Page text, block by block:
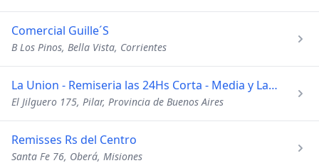
Comercial Guille´S
B Los Pinos, Bella Vista, Corrientes
La Union - Remiseria las 24Hs Corta - Media y Larga Distanci
El Jilguero 175, Pilar, Provincia de Buenos Aires
Remisses Rs del Centro
Santa Fe 76, Oberá, Misiones